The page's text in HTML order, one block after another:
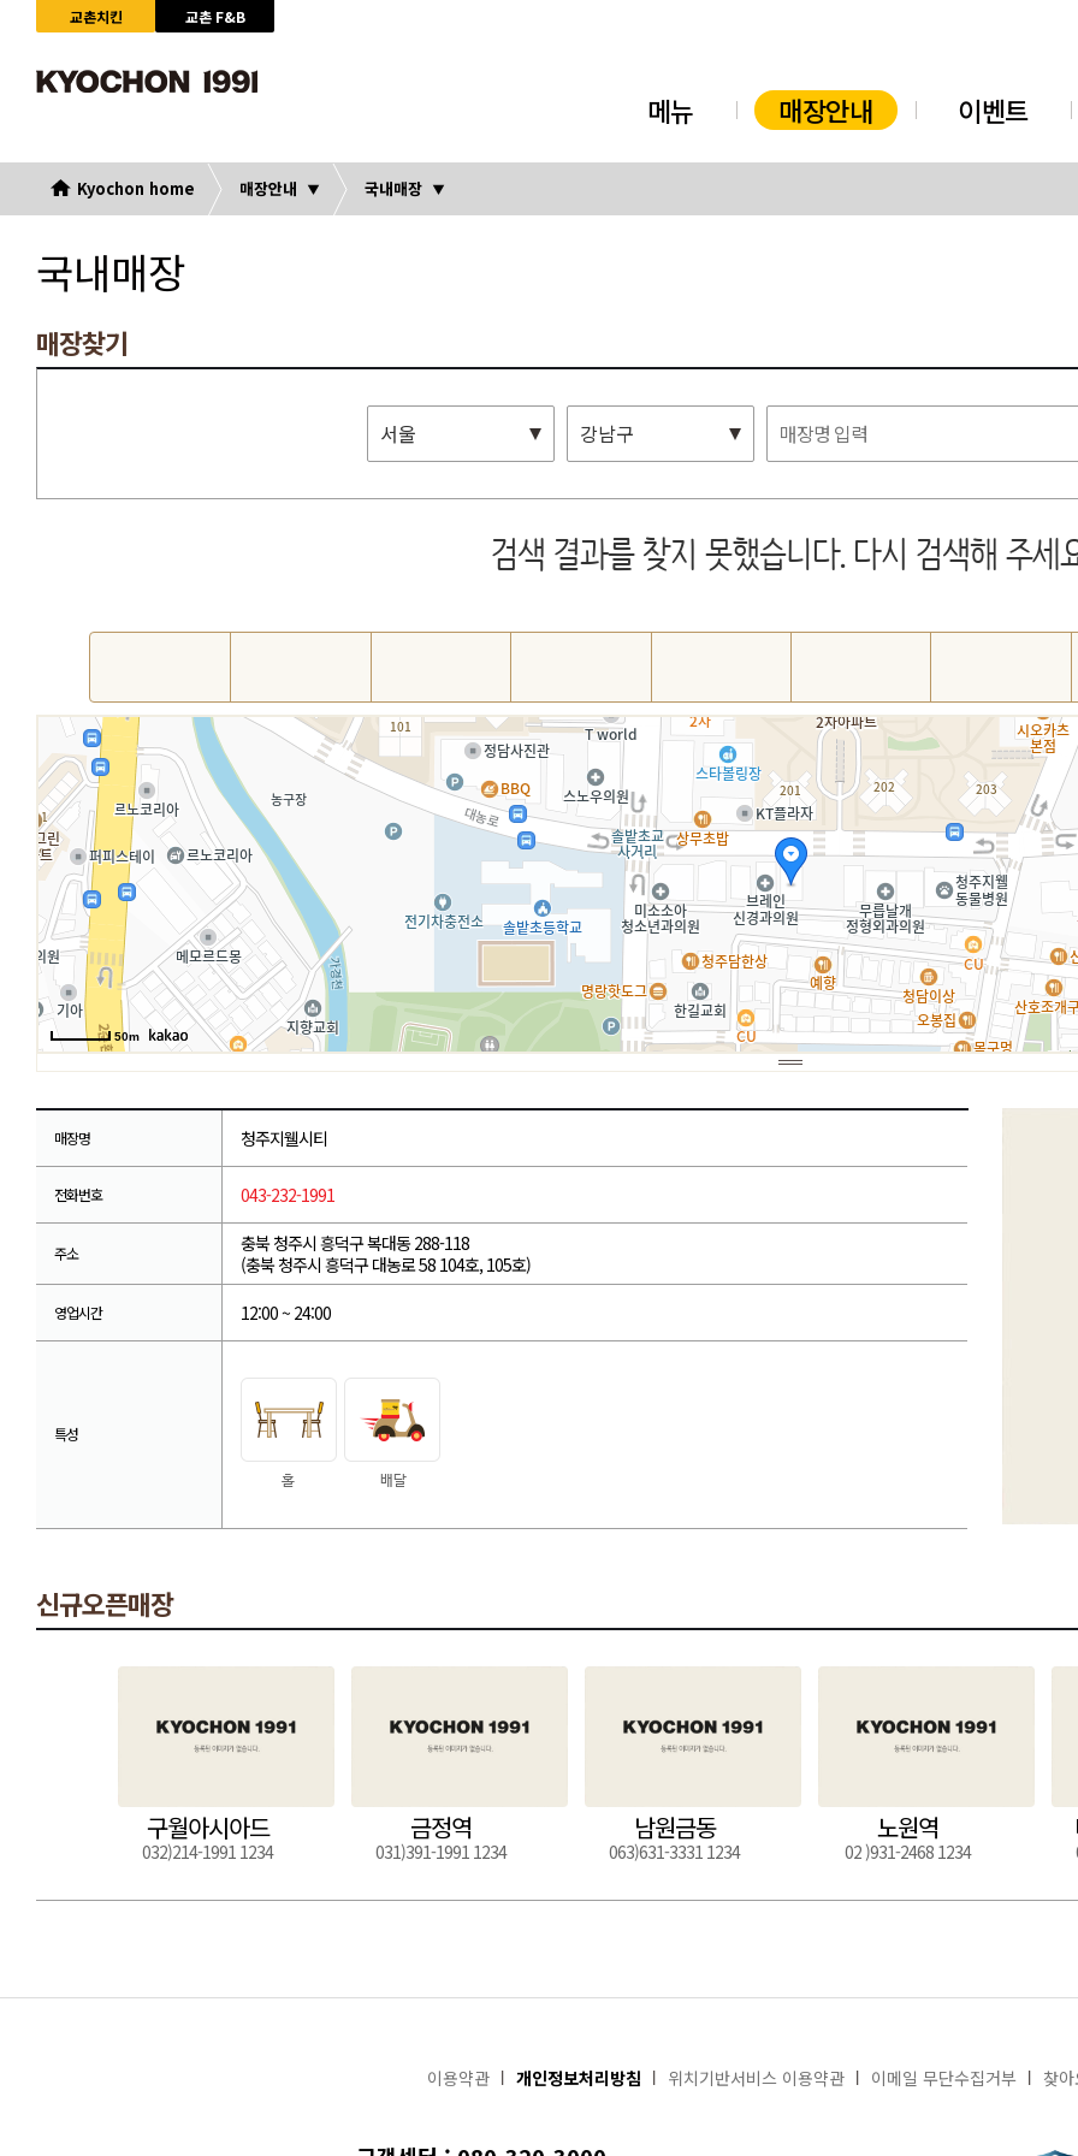
교촌치킨 교촌 F&B
메뉴 매장안내 이벤트
Kyochon home 매장안내 국내매장
국내매장
매장찾기
서울 강남구
검색 결과를 찾지 못했습니다. 다시 검색해 주세
50m
매장명 청주지웰시티
전화번호 043-232-1991
주소
충북 청주시 흥덕구 복대동 288-118
(충북 청주시 흥덕구 대농로 58 104호, 105호)
영업시간 12:00 ~ 24:00
특성
신규오픈매장
구월아시아드
032)214-1991 1234
금정역
031)391-1991 1234
남원금동
063)631-3331 1234
노원역
02 )931-2468 1234
이용약관 개인정보처리방침 위치기반서비스 이용약관 이메일 무단수집거부 찾